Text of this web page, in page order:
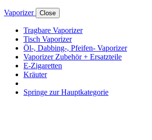
Vaporizer Close
Tragbare Vaporizer
Tisch Vaporizer
Öl-, Dabbing-, Pfeifen- Vaporizer
Vaporizer Zubehör + Ersatzteile
E-Zigaretten
Kräuter
Springe zur Hauptkategorie